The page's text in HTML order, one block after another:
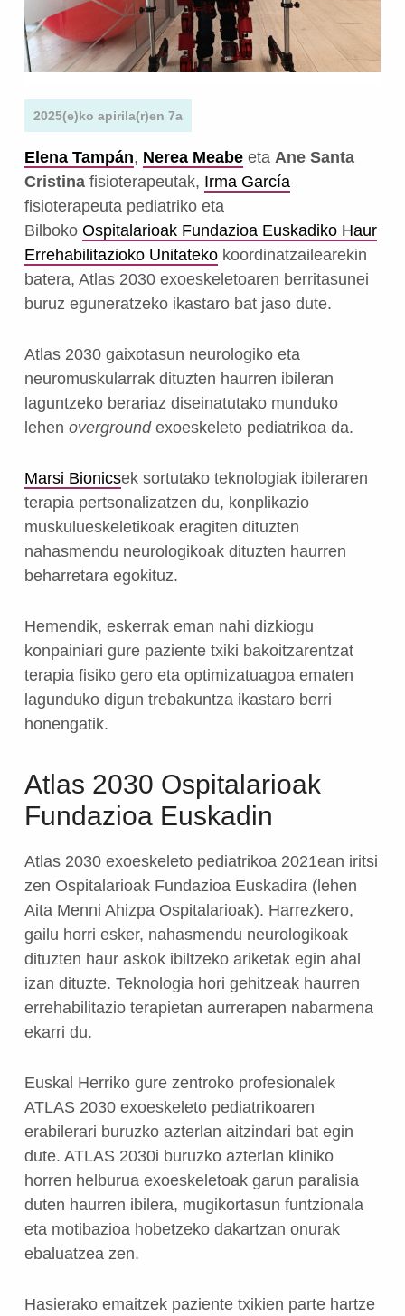
2025(e)ko apirila(r)en 7a
Elena Tampán, Nerea Meabeeta Ane Santa
Cristinafisioterapeutak, Irma García
fisioterapeuta pediatriko eta
Bilboko Ospitalarioak Fundazioa Euskadiko Haur
Errehabilitazioko Unitatekokoordinatzailearekin
batera, Atlas 2030 exoeskeletoaren berritasunei
buruz eguneratzeko ikastaro bat jaso dute.
Atlas 2030 gaixotasun neurologiko eta
neuromuskularrak dituzten haurren ibileran
laguntzeko berariaz diseinatutako munduko
lehen overgroundexoeskeleto pediatrikoa da.
Marsi Bionicsek sortutako teknologiak ibileraren
terapia pertsonalizatzen du, konplikazio
muskulueskeletikoak eragiten dituzten
nahasmendu neurologikoak dituzten haurren
beharretara egokituz.
Hemendik, eskerrak eman nahi dizkiogu
konpainiari gure paziente txiki bakoitzarentzat
terapia fisiko gero eta optimizatuagoa ematen
lagunduko digun trebakuntza ikastaro berri
honengatik.
Atlas 2030 Ospitalarioak
Fundazioa Euskadin
Atlas 2030 exoeskeleto pediatrikoa 2021ean iritsi
zen Ospitalarioak Fundazioa Euskadira (lehen
Aita Menni Ahizpa Ospitalarioak). Harrezkero,
gailu horri esker, nahasmendu neurologikoak
dituzten haur askok ibiltzeko ariketak egin ahal
izan dituzte. Teknologia hori gehitzeak haurren
errehabilitazio terapietan aurrerapen nabarmena
ekarri du.
Euskal Herriko gure zentroko profesionalek
ATLAS 2030 exoeskeleto pediatrikoaren
erabilerari buruzko azterlan aitzindari bat egin
dute. ATLAS 2030i buruzko azterlan kliniko
horren helburua exoeskeletoak garun paralisia
duten haurren ibilera, mugikortasun funtzionala
eta motibazioa hobetzeko dakartzan onurak
ebaluatzea zen.
Hasierako emaitzek paziente txikien parte hartze